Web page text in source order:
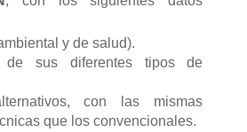
y de salud).
de sus diferentes tipos de
con las mismas
que los convencionales.